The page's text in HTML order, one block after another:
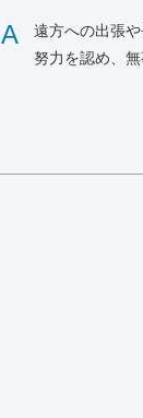
A
遠方への出張
努力を認め、